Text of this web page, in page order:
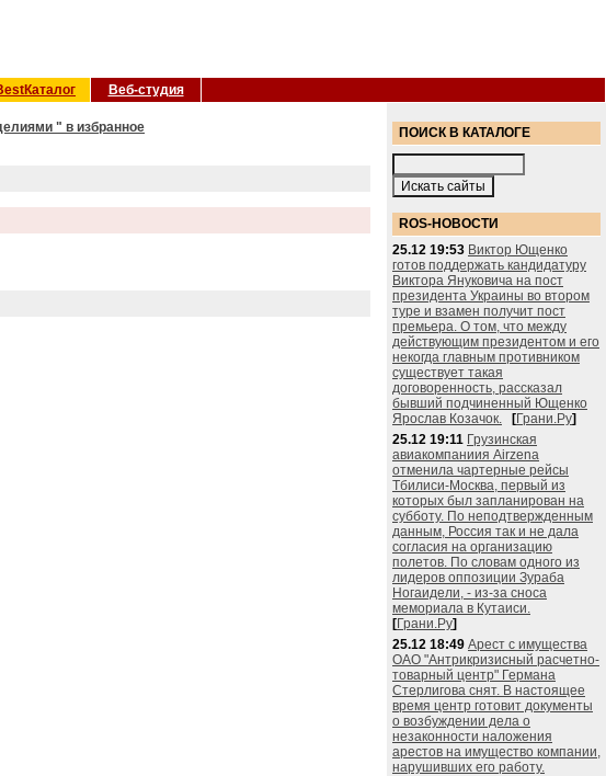
Веб-студия
" в избранное ПОИСК В КАТАЛОГЕ
ROS-НОВОСТИ
25.12 19:53 Виктор Ющенко
готов поддержать кандидатуру
Виктора Януковича на пост
президента Украины во втором
туре и взамен получит пост
премьера. О том, что между
действующим президентом и его
некогда главным противником
существует такая
договоренность, рассказал
бывший подчиненный Ющенко
Ярослав Козачок.
[Грани.Ру]
25.12 19:11 Грузинская
авиакомпаниия Airzena
отменила чартерные рейсы
Тбилиси-Москва, первый из
которых был запланирован на
субботу. По неподтвержденным
данным, Россия так и не дала
согласия на организацию
полетов. По словам одного из
лидеров оппозиции Зураба
Ногаидели, - из-за сноса
мемориала в Кутаиси.
[Грани.Ру]
25.12 18:49 Арест с имущества
ОАО "Антрикризисный расчетно-
товарный центр" Германа
Стерлигова снят. В настоящее
время центр готовит документы
о возбуждении дела о
незаконности наложения
арестов на имущество компании,
нарушивших его работу.